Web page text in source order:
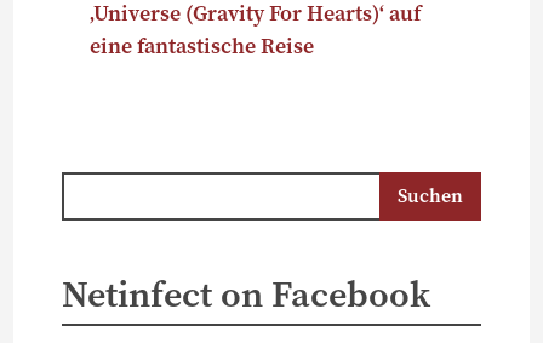
‚Universe (Gravity For Hearts)‘ auf
eine fantastische Reise
Netinfect on Facebook